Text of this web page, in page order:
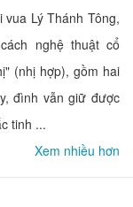
Lý Thánh Tông,
nghệ thuật cổ
(nhị hợp), gồm hai
đình vẫn giữ được
tinh ...
Xem nhiều hơn